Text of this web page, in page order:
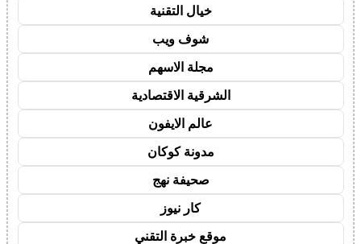
خيال التقنية
شوف ويب
مجلة الاسهم
الشرقية الاقتصادية
عالم الايفون
مدونة كوكان
صحيفة نهج
كار نيوز
موقع خبرة التقني